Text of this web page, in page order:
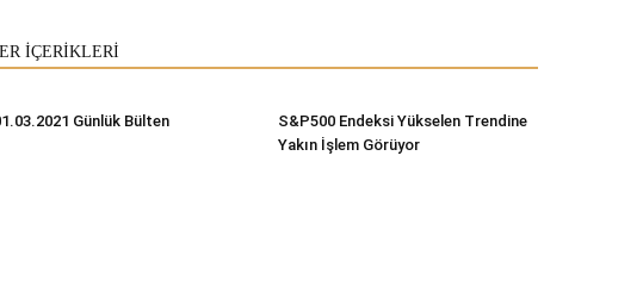
İÇERİKLERİ
Günlük Bülten
S&P500 Endeksi Yükselen Trendine
Yakın İşlem Görüyor